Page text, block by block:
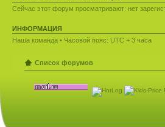
Сейчас этот форум просматривают: нет
ИНФОРМАЦИЯ
Наша команда • Часовой пояс: UTC + 3 часа
Список форумов